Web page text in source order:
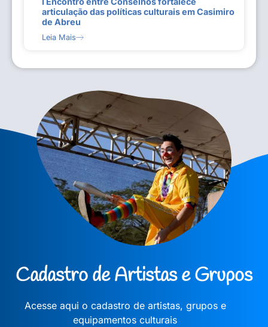
articulação das políticas culturais em Casimiro
de Abreu
Leia Mais
Cadastro de Artistas e Grupos
Acesse aqui o cadastro de artistas, grupos e
equipamentos culturais